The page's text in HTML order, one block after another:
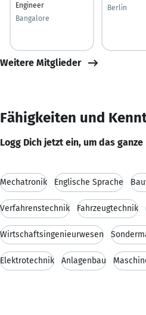
Engineer
Bangalore
Berlin
Weitere Mitglieder
Fähigkeiten und
Logg Dich jetzt ein, um das
Mechatronik Englische Sprache
Verfahrenstechnik Fahrzeugtechnik
Wirtschaftsingenieurwesen
Elektrotechnik Anlagenbau